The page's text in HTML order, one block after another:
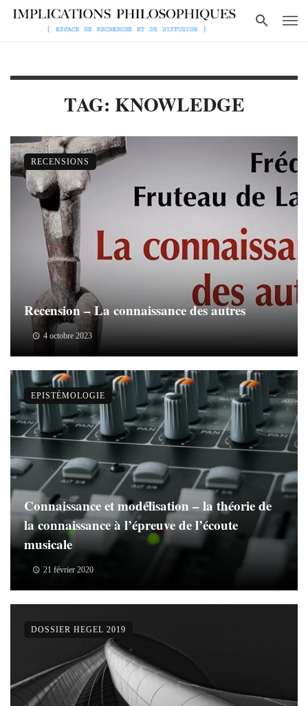
TAG: KNOWLEDGE
Recension – La connaissance des autres
4 octobre 2023
RECENSIONS
Connaissance et modélisation – la théorie de
la connaissance à l’épreuve de l’écoute
musicale
21 février 2020
EPISTÉMOLOGIE
DOSSIER HEGEL 2019